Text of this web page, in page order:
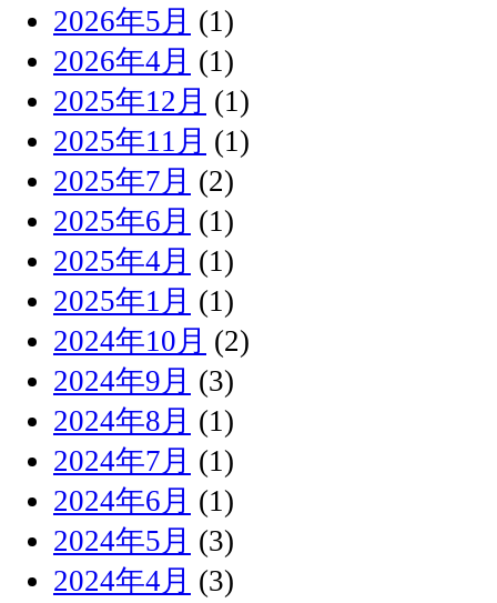
2026年5月 (1)
2026年4月 (1)
2025年12月 (1)
2025年11月 (1)
2025年7月 (2)
2025年6月 (1)
2025年4月 (1)
2025年1月 (1)
2024年10月 (2)
2024年9月 (3)
2024年8月 (1)
2024年7月 (1)
2024年6月 (1)
2024年5月 (3)
2024年4月 (3)